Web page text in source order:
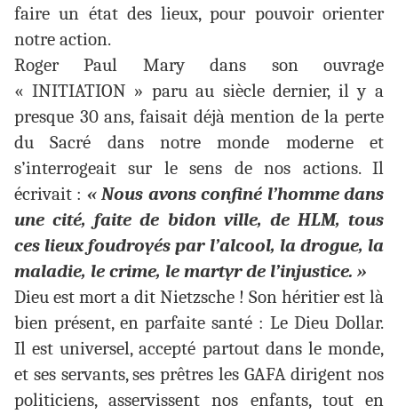
faire un état des lieux, pour pouvoir orienter
notre action.
Roger Paul Mary dans son ouvrage
« INITIATION » paru au siècle dernier, il y a
presque 30 ans, faisait déjà mention de la perte
du Sacré dans notre monde moderne et
s’interrogeait sur le sens de nos actions. Il
écrivait : « Nous avons confiné l’homme dans
une cité, faite de bidon ville, de HLM, tous
ces lieux foudroyés par l’alcool, la drogue, la
maladie, le crime, le martyr de l’injustice. »
Dieu est mort a dit Nietzsche ! Son héritier est là
bien présent, en parfaite santé : Le Dieu Dollar.
Il est universel, accepté partout dans le monde,
et ses servants, ses prêtres les GAFA dirigent nos
politiciens, asservissent nos enfants, tout en